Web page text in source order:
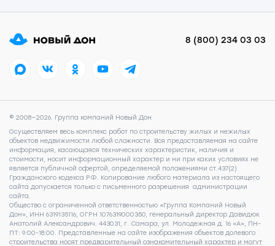
8 (800) 234 03 03
© 2008—2026. Группа компаний Новый Дон
Осуществляем весь комплекс работ по строительству жилых и нежилых
объектов недвижимости любой сложности. Вся предоставляемая на сайте
информация, касающаяся технических характеристик, наличия и
стоимости, носит информационный характер и ни при каких условиях не
является публичной офертой, определяемой положениями ст.437(2)
Гражданского кодекса РФ. Копирование любого материала из настоящего
сайта допускается только с письменного разрешения администрации
сайта.
Общество с ограниченной ответственностью «Группа Компаний Новый
Дон», ИНН 6319135116, ОГРН 1076319000350, генеральный директор Давидюк
Анатолий Александрович. 443031, г. Самара, ул. Молодежная д. 16 «А», ПН-
ПТ: 9:00-18:00. Представленные на сайте изображения объектов долевого
строительства носят предварительный ознакомительный характер и могут